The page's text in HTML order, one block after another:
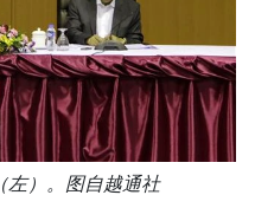
左）。图自越通社